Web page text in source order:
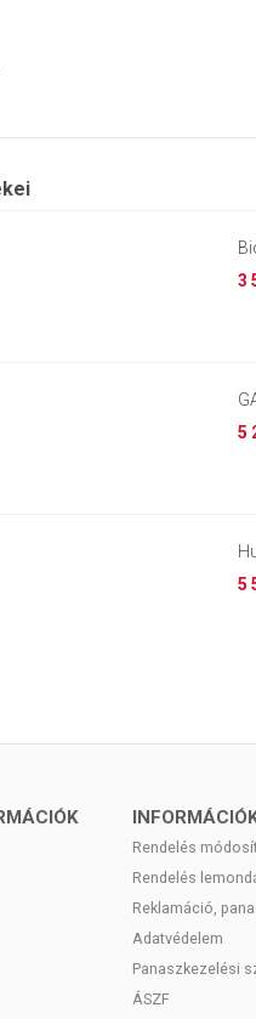
3
5
5
Rendelés
Rendelés
Reklamáció,
Adatvédelem
Panaszkezelési
ÁSZF